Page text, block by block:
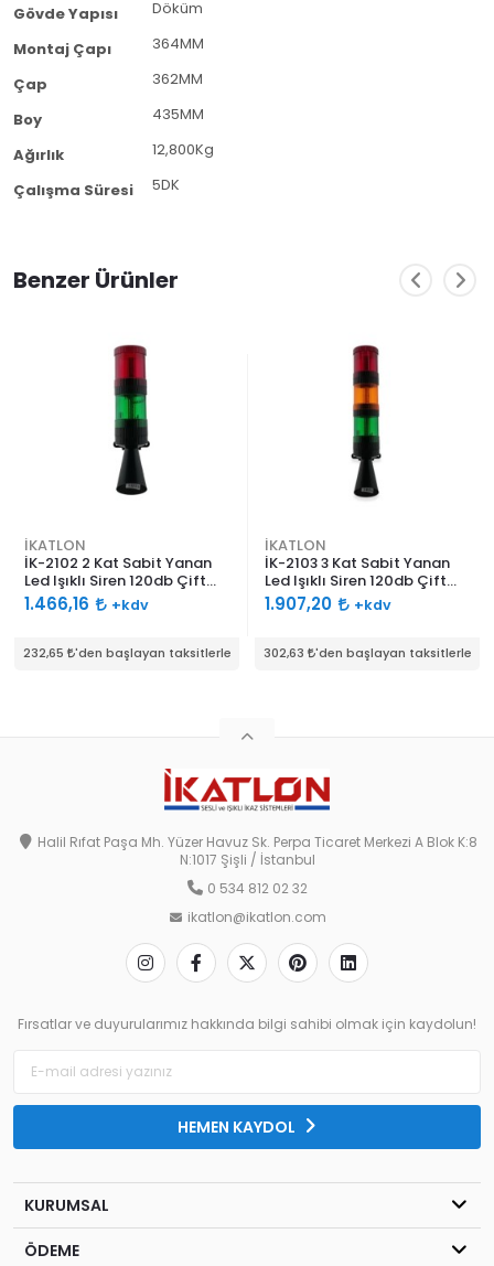
Gövde Yapısı Döküm
Montaj Çapı 364MM
Çap 362MM
Boy 435MM
Ağırlık 12,800Kg
Çalışma Süresi 5DK
Benzer Ürünler
232,65 'den başlayan taksitlerle
İKATLON
İK-2102 2 Kat Sabit Yanan
Led Işıklı Siren 120db Çift
Ses Borulu
1.466,16 +kdv
302,63 'den başlayan taksitlerle
İKATLON
İK-2103 3 Kat Sabit Yanan
Led Işıklı Siren 120db Çift
Ses Borulu
1.907,20 +kdv
Halil Rıfat Paşa Mh. Yüzer Havuz Sk. Perpa Ticaret Merkezi A Blok K:8
N:1017 Şişli / İstanbul
0 534 812 02 32
ikatlon@ikatlon.com
Fırsatlar ve duyurularımız hakkında bilgi sahibi olmak için kaydolun!
HEMEN KAYDOL
KURUMSAL
ÖDEME